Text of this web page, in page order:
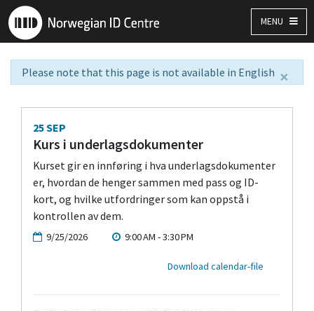
MENU
×
Please note that this page is not available in English
25SEP
Kurs i underlagsdokumenter
Kurset gir en innføring i hva underlagsdokumenter
er, hvordan de henger sammen med pass og ID-
kort, og hvilke utfordringer som kan oppstå i
kontrollen av dem.
9/25/2026 9:00 AM - 3:30 PM
Download calendar-file